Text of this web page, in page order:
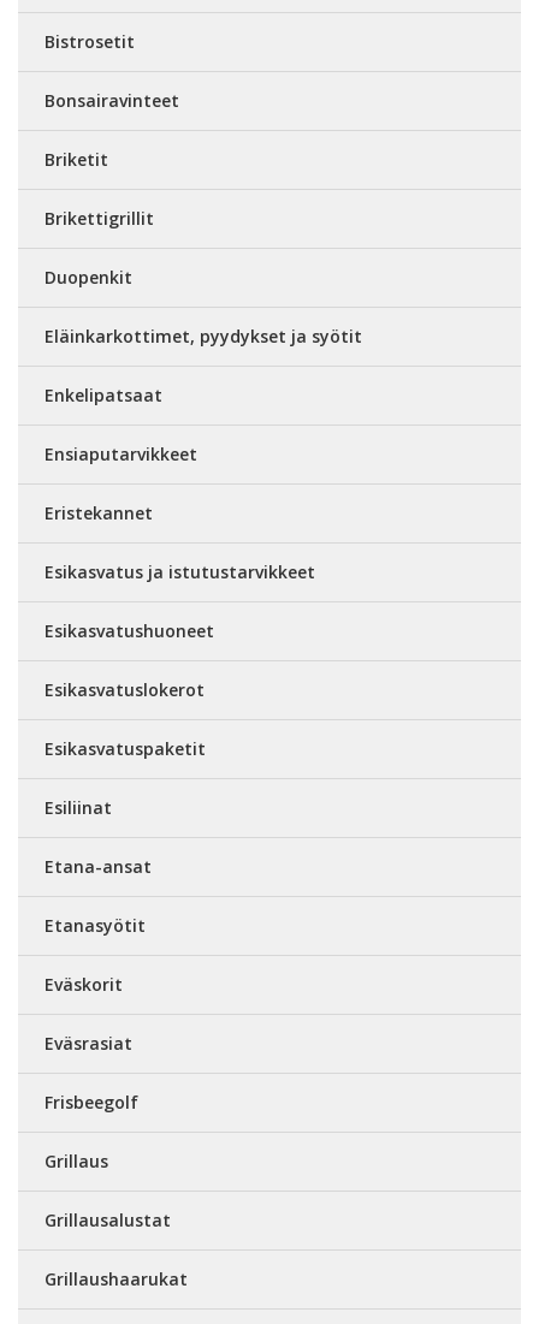
Bistrosetit
Bonsairavinteet
Briketit
Brikettigrillit
Duopenkit
Eläinkarkottimet, pyydykset ja syötit
Enkelipatsaat
Ensiaputarvikkeet
Eristekannet
Esikasvatus ja istutustarvikkeet
Esikasvatushuoneet
Esikasvatuslokerot
Esikasvatuspaketit
Esiliinat
Etana-ansat
Etanasyötit
Eväskorit
Eväsrasiat
Frisbeegolf
Grillaus
Grillausalustat
Grillaushaarukat